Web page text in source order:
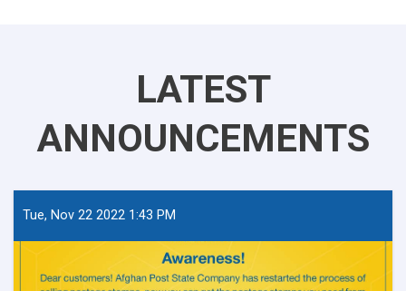
LATEST
ANNOUNCEMENTS
Tue, Nov 22 2022 1:43 PM